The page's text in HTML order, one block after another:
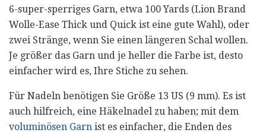
6-super-sperriges Garn, etwa 100 Yards (Lion Brand
Wolle-Ease Thick und Quick ist eine gute Wahl), oder
zwei Stränge, wenn Sie einen längeren Schal wollen.
Je größer das Garn und je heller die Farbe ist, desto
einfacher wird es, Ihre Stiche zu sehen.
Für Nadeln benötigen Sie Größe 13 US (9 mm). Es ist
auch hilfreich, eine Häkelnadel zu haben; mit dem
voluminösen Garn ist es einfacher, die Enden des